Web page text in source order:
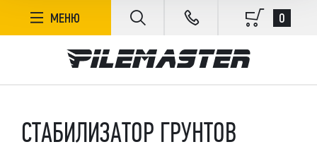
МЕНЮ 0
СТАБИЛИЗАТОР ГРУНТОВ
ФИЛЬТР
В НАЛИЧИИ